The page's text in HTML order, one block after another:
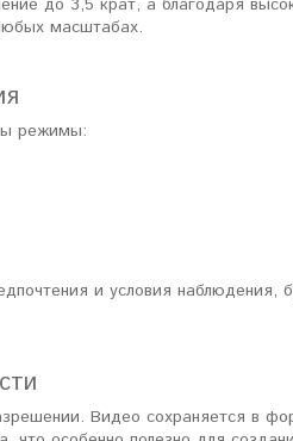
до 3,5 крат, а благодаря
масштабах.
режимы:
и условия наблюдения,
Видео сохраняется в